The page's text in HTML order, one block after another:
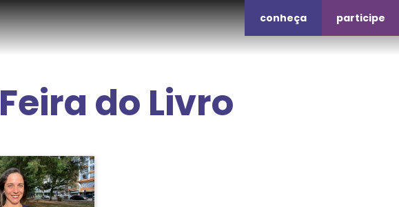
conheça participe
Feira do Livro